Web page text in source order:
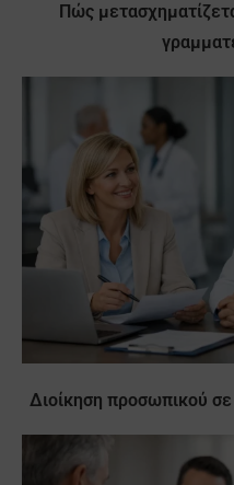
Πώς
Διοίκηση προσωπικού σε